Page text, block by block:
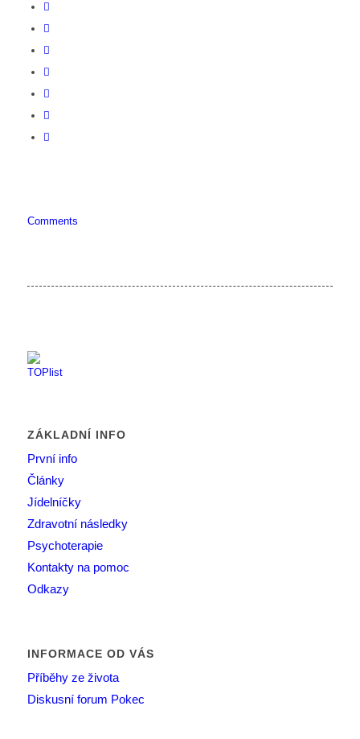
Comments
ZÁKLADNÍ INFO
První info
Články
Jídelníčky
Zdravotní následky
Psychoterapie
Kontakty na pomoc
Odkazy
INFORMACE OD VÁS
Příběhy ze života
Diskusní forum Pokec